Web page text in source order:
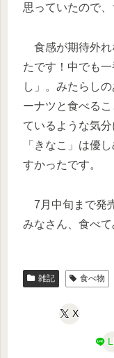
思っていたので、
食感が期待外れ
たです！中でも
し」。みたらし
ーナツと食べる
ているような気
「きなこ」は優
すかったです。
7月中旬まで発
みなさん、食べて
雑記 食べ物
X